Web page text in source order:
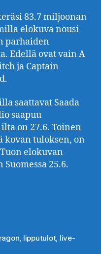
83.7 miljoonan
elokuva nousi
parhaiden
Edellä ovat vain A
ja Captain
saattavat Saada
saapuu
on 27.6. Toinen
kovan tuloksen, on
elokuvan
25.6.
, lipputulot, live-